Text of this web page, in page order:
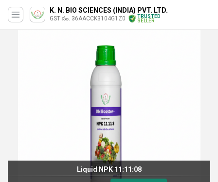
K. N. BIO SCIENCES (INDIA) PVT. LTD.
GST నం. 36AACCK3104G1Z0
TRUSTED
SELLER
Liquid NPK 11:11:08